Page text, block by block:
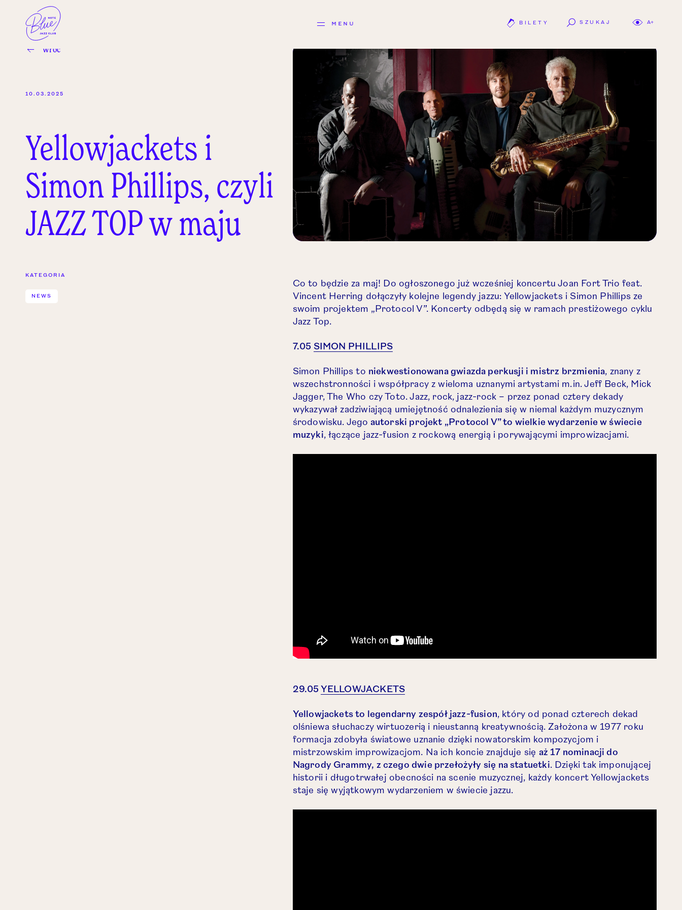
MENU BILETY
OTWÓRZ LINK W NOWEJ KARCIE.
SZUKAJ A+
wróć
10.03.2025
Yellowjackets i
Simon Phillips, czyli
JAZZ TOP w maju
KATEGORIA
NEWS
Co to będzie za maj! Do ogłoszonego już wcześniej koncertu Joan Fort Trio feat.
Vincent Herring dołączyły kolejne legendy jazzu: Yellowjackets i Simon Phillips ze
swoim projektem „Protocol V”. Koncerty odbędą się w ramach prestiżowego cyklu
Jazz Top.
7.05 SIMON PHILLIPSOtwórz link w nowej karcie.
Simon Phillips to niekwestionowana gwiazda perkusji i mistrz brzmienia, znany z
wszechstronności i współpracy z wieloma uznanymi artystami m.in. Jeff Beck, Mick
Jagger, The Who czy Toto. Jazz, rock, jazz-rock – przez ponad cztery dekady
wykazywał zadziwiającą umiejętność odnalezienia się w niemal każdym muzycznym
środowisku. Jego autorski projekt „Protocol V” to wielkie wydarzenie w świecie
muzyki, łączące jazz-fusion z rockową energią i porywającymi improwizacjami.
29.05 YELLOWJACKETSOtwórz link w nowej karcie.
Yellowjackets to legendarny zespół jazz-fusion, który od ponad czterech dekad
olśniewa słuchaczy wirtuozerią i nieustanną kreatywnością. Założona w 1977 roku
formacja zdobyła światowe uznanie dzięki nowatorskim kompozycjom i
mistrzowskim improwizacjom. Na ich koncie znajduje się aż 17 nominacji do
Nagrody Grammy, z czego dwie przełożyły się na statuetki. Dzięki tak imponującej
historii i długotrwałej obecności na scenie muzycznej, każdy koncert Yellowjackets
staje się wyjątkowym wydarzeniem w świecie jazzu.